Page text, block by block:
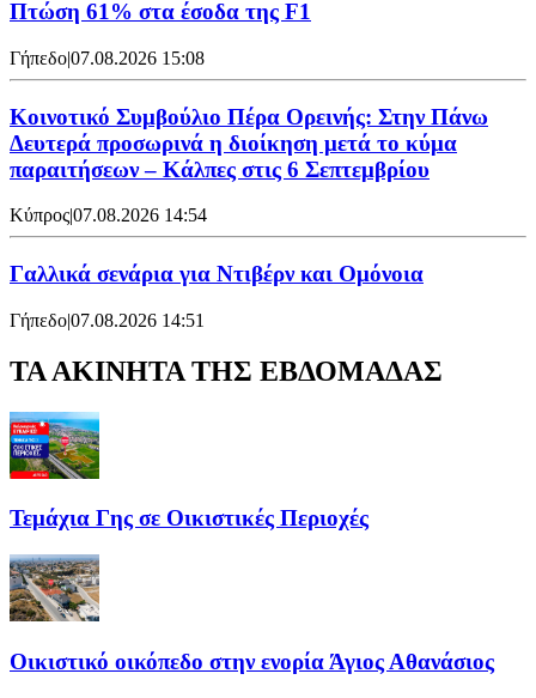
Πτώση 61% στα έσοδα της F1
Γήπεδο|07.08.2026 15:08
Κοινοτικό Συμβούλιο Πέρα Ορεινής: Στην Πάνω
Δευτερά προσωρινά η διοίκηση μετά το κύμα
παραιτήσεων – Κάλπες στις 6 Σεπτεμβρίου
Κύπρος|07.08.2026 14:54
Γαλλικά σενάρια για Ντιβέρν και Ομόνοια
Γήπεδο|07.08.2026 14:51
ΤΑ ΑΚΙΝΗΤΑ ΤΗΣ ΕΒΔΟΜΑΔΑΣ
Τεμάχια Γης σε Οικιστικές Περιοχές
Οικιστικό οικόπεδο στην ενορία Άγιος Αθανάσιος